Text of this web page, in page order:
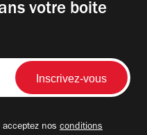
votre boite
nos conditions